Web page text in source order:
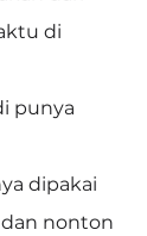
di
punya
dipakai
nonton